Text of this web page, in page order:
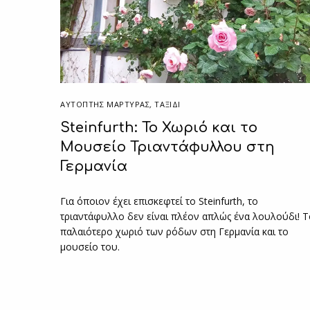
ΑΥΤΌΠΤΗΣ ΜΆΡΤΥΡΑΣ,ΤΑΞΙΔΙ
Steinfurth: Το Χωριό και το
Μουσείο Τριαντάφυλλου στη
Γερμανία
Για όποιον έχει επισκεφτεί το Steinfurth, το
τριαντάφυλλο δεν είναι πλέον απλώς ένα λουλούδι!
παλαιότερο χωριό των ρόδων στη Γερμανία και το
μουσείο του.